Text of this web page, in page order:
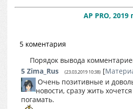
AP PRO, 2019
5 коментария
Порядок вывода
5 Zima_Rus (23.03.2019 10:38) [
Очень позитивные и
новости, сразу жить
погамать.